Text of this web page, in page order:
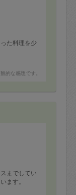
た料理を少
美です。
りがとうご
的な感想です。
までしてい
ます。